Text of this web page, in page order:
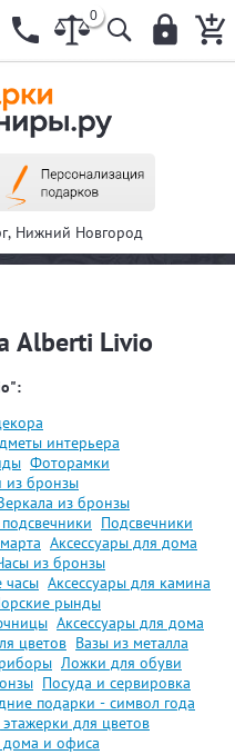
0
Нижний Новгород
Alberti Livio
интерьера
Фоторамки
из бронзы
из бронзы
Подсвечники
Аксессуары для дома
из бронзы
часы Аксессуары для камина
рынды
Аксессуары для дома
цветов Вазы из металла
Ложки для обуви
Посуда и сервировка
подарки - символ года
для цветов
дома и офиса